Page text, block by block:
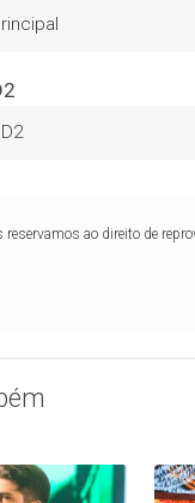
ao direito de